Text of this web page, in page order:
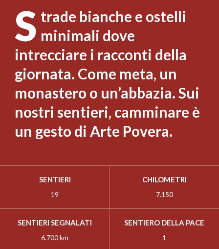
S trade bianche e ostelli
minimali dove
intrecciare i racconti della
giornata. Come meta, un
monastero o un’abbazia. Sui
nostri sentieri, camminare è
un gesto di Arte Povera.
SENTIERI
19
CHILOMETRI
7.150
SENTIERI SEGNALATI
6.700 km
SENTIERO DELLA PACE
1